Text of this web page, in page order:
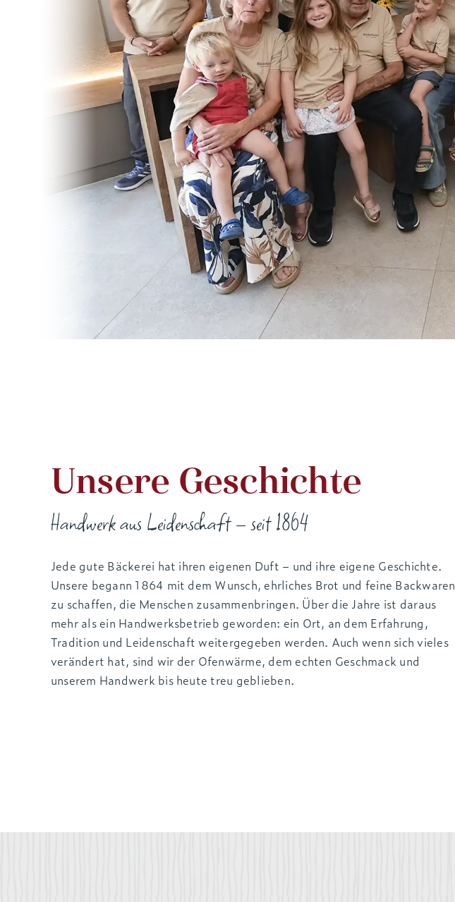
Unsere Geschichte
Handwerk aus Leidenschaft – seit 1864
Jede gute Bäckerei hat ihren eigenen Duft – und ihre eigene Geschichte.
Unsere begann 1864 mit dem Wunsch, ehrliches Brot und feine Backwaren
zu schaffen, die Menschen zusammenbringen. Über die Jahre ist daraus
mehr als ein Handwerksbetrieb geworden: ein Ort, an dem Erfahrung,
Tradition und Leidenschaft weitergegeben werden. Auch wenn sich vieles
verändert hat, sind wir der Ofenwärme, dem echten Geschmack und
unserem Handwerk bis heute treu geblieben.